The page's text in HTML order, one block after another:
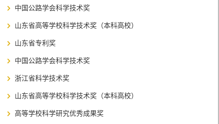
中国公路学会科学技术奖
山东省高等学校科学技术奖（本科高校）
山东省专利奖
中国公路学会科学技术奖
浙江省科学技术奖
山东省高等学校科学技术奖（本科高校）
高等学校科学研究优秀成果奖